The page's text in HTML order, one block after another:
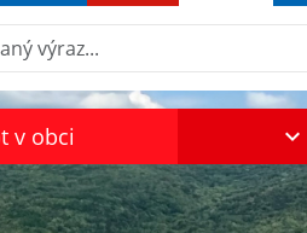
výraz...
v obci